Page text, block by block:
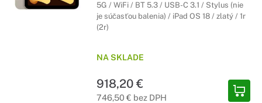
5G / WiFi / BT 5.3 / USB-C 3.1 / Stylus (nie
je súčasťou balenia) / iPad OS 18 / zlatý / 1r
(2r)
NA SKLADE
918,20 €
746,50 € bez DPH